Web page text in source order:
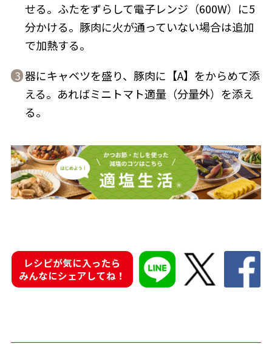
『踊り節』
鰹節屋の
だしパック
せる。ふたをずらして電子レンジ（600W）に5
分かける。豚肉に火が通っていない場合は追加
で加熱する。
3 器にキャベツを盛り、豚肉に【A】をからめて添
える。あればミニトマト適量（分量外）を添え
る。
レシピが気に入ったら
みんなにシェアしてね！